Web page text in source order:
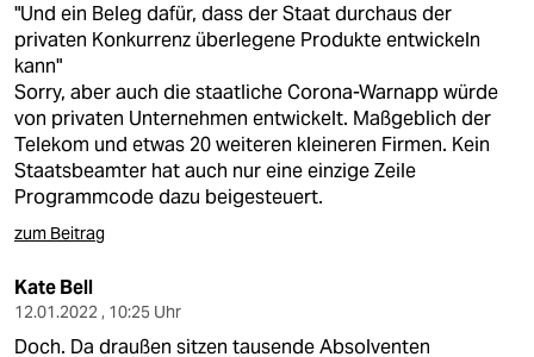
"Und ein Beleg dafür, dass der Staat durchaus der
privaten Konkurrenz überlegene Produkte entwickeln
kann"
Sorry, aber auch die staatliche Corona-Warnapp würde
von privaten Unternehmen entwickelt. Maßgeblich der
Telekom und etwas 20 weiteren kleineren Firmen. Kein
Staatsbeamter hat auch nur eine einzige Zeile
Programmcode dazu beigesteuert.
zum Beitrag
Kate Bell
12.01.2022 , 10:25 Uhr
Doch. Da draußen sitzen tausende Absolventen